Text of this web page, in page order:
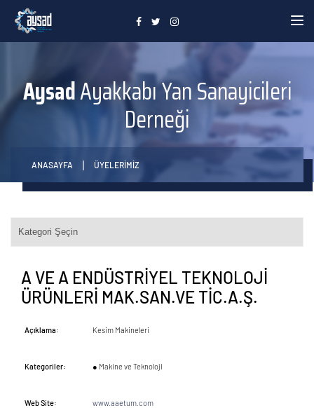
AysadAyakkabı Yan Sanayicileri
Derneği
ANASAYFA ÜYELERİMİZ
A VE A ENDÜSTRİYEL TEKNOLOJİ
ÜRÜNLERİ MAK.SAN.VE TİC.A.Ş.
Açıklama:
Kategoriler:
Web Site:
Kesim Makineleri
● Makine ve Teknoloji
www.aaetum.com